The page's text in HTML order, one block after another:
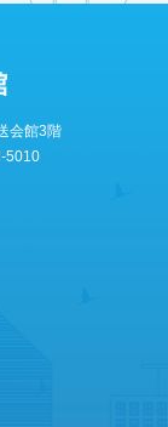
会館3階
5010